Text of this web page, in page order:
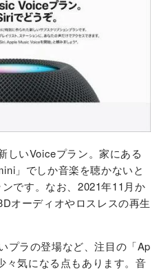
しいVoiceプラン。家にある
」でしか音楽を聴かないと
です。なお、2021年11月か
オーディオやロスレスの再生
プラの登場など、注目の「Ap
気になる点もあります。音